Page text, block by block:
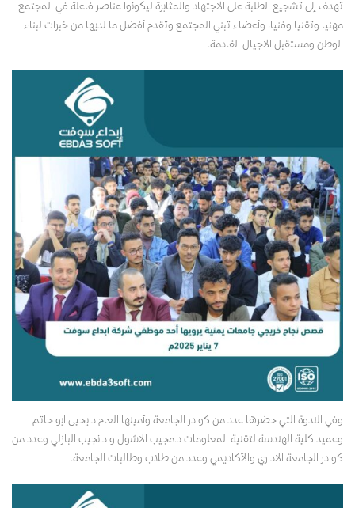
تهدف إلى تشجيع الطلبة على الاجتهاد والمثابرة ليكونوا عناصر فاعلة في المجتمع
مهنيا وتقنيا وفنيا، وأعضاء تبني المجتمع وتقدم أفضل ما لديها من خبرات لبناء
الوطن ومستقبل الاجيال القادمة.
وفي الندوة التي حضرها عدد من كوادر الجامعة وأمينها العام د.يحيى ابو حاتم
وعميد كلية الهندسة لتقنية المعلومات د.مجيب الاشول و د.نجيب البازلي وعدد من
كوادر الجامعة الاداري والأكاديمي وعدد من طلاب وطالبات الجامعة.